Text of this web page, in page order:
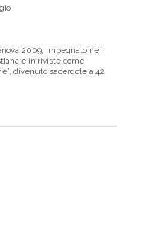
2009, impegnato nei
e in riviste come
divenuto sacerdote a 42